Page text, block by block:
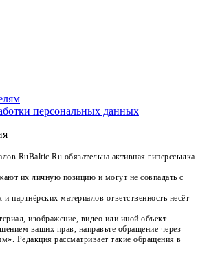
персональных данных
RuBaltic.Ru обязательна активная гиперссылка
их личную позицию и могут не совпадать с
партнёрских материалов ответственность несёт
изображение, видео или иной объект
ваших прав, направьте обращение через
Редакция рассматривает такие обращения в